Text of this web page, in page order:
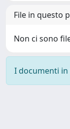
File in questo
Non ci sono
I documenti